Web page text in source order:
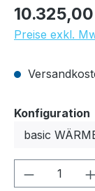
Regulärer Preis:
Preise exkl.
Konfiguration
Produkt